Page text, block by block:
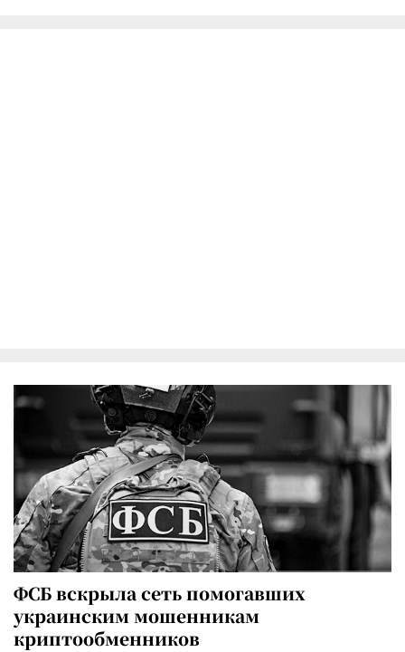
ФСБ вскрыла сеть помогавших
украинским мошенникам
криптообменников